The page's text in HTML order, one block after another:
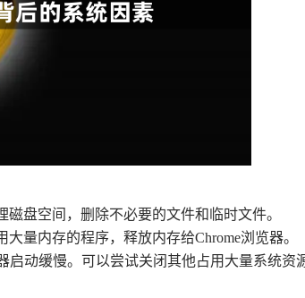
盘空间，删除不必要的文件和临时文件。
量内存的程序，释放内存给Chrome浏览器。
启动缓慢。可以尝试关闭其他占用大量系统资